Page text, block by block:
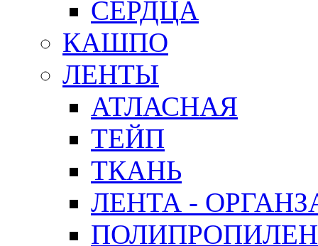
СЕРДЦА
КАШПО
ЛЕНТЫ
АТЛАСНАЯ
ТЕЙП
ТКАНЬ
ЛЕНТА -